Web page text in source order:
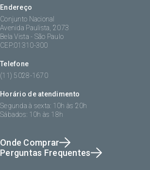
Endereço
Conjunto Nacional
Avenida Paulista, 2073
Bela Vista - São Paulo
CEP:01310-300
Telefone
(11) 5028-1670
Horário de atendimento
Segunda à sexta: 10h às 20h
Sábados: 10h às 18h
Onde Comprar
Perguntas Frequentes